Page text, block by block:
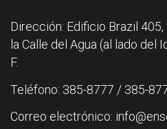
Dirección: Edificio Brazil
la Calle del Agua (al lado del
F.
Teléfono: 385-8777 / 385-
Correo electrónico: